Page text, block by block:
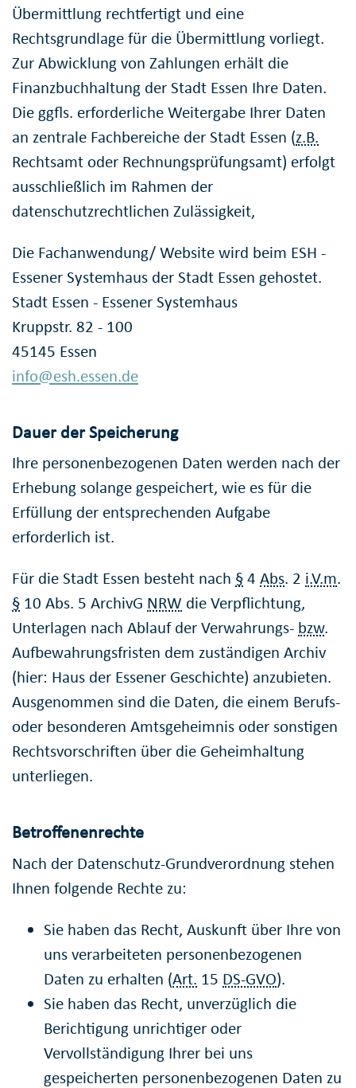
Übermittlung rechtfertigt und eine
Rechtsgrundlage für die Übermittlung vorliegt.
Zur Abwicklung von Zahlungen erhält die
Finanzbuchhaltung der Stadt Essen Ihre Daten.
Die ggfls. erforderliche Weitergabe Ihrer Daten
an zentrale Fachbereiche der Stadt Essen (z.B.
Rechtsamt oder Rechnungsprüfungsamt) erfolgt
ausschließlich im Rahmen der
datenschutzrechtlichen Zulässigkeit,
Die Fachanwendung/ Website wird beim ESH -
Essener Systemhaus der Stadt Essen gehostet.
Stadt Essen - Essener Systemhaus
Kruppstr. 82 - 100
45145 Essen
info@esh.essen.de
Dauer der Speicherung
Ihre personenbezogenen Daten werden nach der
Erhebung solange gespeichert, wie es für die
Erfüllung der entsprechenden Aufgabe
erforderlich ist.
Für die Stadt Essen besteht nach §4 Abs. 2 i.V.m.
§ 10 Abs. 5 ArchivG NRW die Verpflichtung,
Unterlagen nach Ablauf der Verwahrungs- bzw.
Aufbewahrungsfristen dem zuständigen Archiv
(hier: Haus der Essener Geschichte) anzubieten.
Ausgenommen sind die Daten, die einem Berufs-
oder besonderen Amtsgeheimnis oder sonstigen
Rechtsvorschriften über die Geheimhaltung
unterliegen.
Betroffenenrechte
Nach der Datenschutz-Grundverordnung stehen
Ihnen folgende Rechte zu:
Sie haben das Recht, Auskunft über Ihre von
uns verarbeiteten personenbezogenen
Daten zu erhalten (Art. 15 DS-GVO).
Sie haben das Recht, unverzüglich die
Berichtigung unrichtiger oder
Vervollständigung Ihrer bei uns
gespeicherten personenbezogenen Daten zu